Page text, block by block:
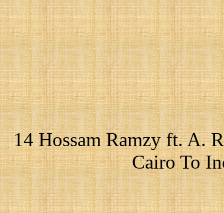
14 Hossam Ramzy ft. A.
Cairo To